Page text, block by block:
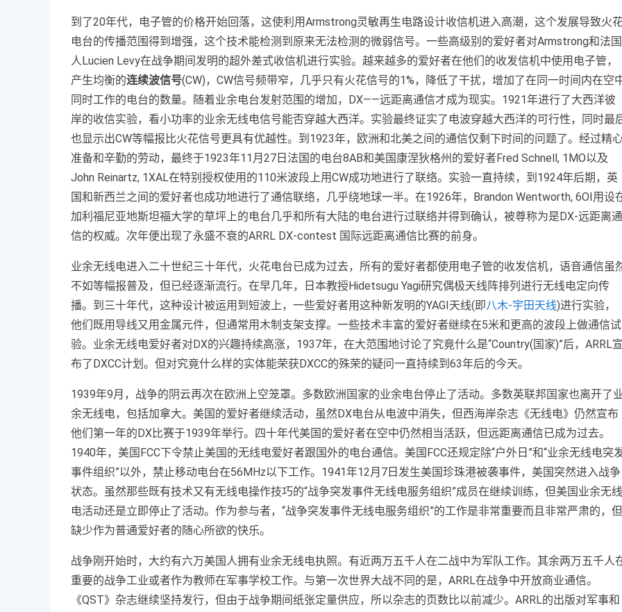
到了20年代，电子管的价格开始回落，这使利用Armstrong灵敏再生电路设计收信机进入高潮，这个发展导致火
电台的传播范围得到增强，这个技术能检测到原来无法检测的微弱信号。一些高级别的爱好者对Armstrong和法国
人Lucien Levy在战争期间发明的超外差式收信机进行实验。越来越多的爱好者在他们的收发信机中使用电子管，
产生均衡的连续波信号(CW)，CW信号频带窄，几乎只有火花信号的1%，降低了干扰，增加了在同一时间内在空
同时工作的电台的数量。随着业余电台发射范围的增加，DX——远距离通信才成为现实。1921年进行了大西洋彼
岸的收信实验，看小功率的业余无线电信号能否穿越大西洋。实验最终证实了电波穿越大西洋的可行性，同时最
也显示出CW等幅报比火花信号更具有优越性。到1923年，欧洲和北美之间的通信仅剩下时间的问题了。经过精
准备和辛勤的劳动，最终于1923年11月27日法国的电台8AB和美国康涅狄格州的爱好者Fred Schnell, 1MO以及
John Reinartz, 1XAL在特别授权使用的110米波段上用CW成功地进行了联络。实验一直持续，到1924年后期，英
国和新西兰之间的爱好者也成功地进行了通信联络，几乎绕地球一半。在1926年，Brandon Wentworth, 6OI用设
加利福尼亚地斯坦福大学的草坪上的电台几乎和所有大陆的电台进行过联络并得到确认，被尊称为是DX-远距离通
信的权威。次年便出现了永盛不衰的ARRL DX-contest 国际远距离通信比赛的前身。
业余无线电进入二十世纪三十年代，火花电台已成为过去，所有的爱好者都使用电子管的收发信机，语音通信虽
不如等幅报普及，但已经逐渐流行。在早几年，日本教授Hidetsugu Yagi研究偶极天线阵排列进行无线电定向传
播。到三十年代，这种设计被运用到短波上，一些爱好者用这种新发明的YAGI天线(即八木-宇田天线)进行实验，
他们既用导线又用金属元件，但通常用木制支架支撑。一些技术丰富的爱好者继续在5米和更高的波段上做通信试
验。业余无线电爱好者对DX的兴趣持续高涨，1937年，在大范围地讨论了究竟什么是“Country(国家)”后，ARRL宣
布了DXCC计划。但对究竟什么样的实体能荣获DXCC的殊荣的疑问一直持续到63年后的今天。
1939年9月，战争的阴云再次在欧洲上空笼罩。多数欧洲国家的业余电台停止了活动。多数英联邦国家也离开了
余无线电，包括加拿大。美国的爱好者继续活动，虽然DX电台从电波中消失，但西海岸杂志《无线电》仍然宣布
他们第一年的DX比赛于1939年举行。四十年代美国的爱好者在空中仍然相当活跃，但远距离通信已成为过去。
1940年，美国FCC下令禁止美国的无线电爱好者跟国外的电台通信。美国FCC还规定除“户外日”和“业余无线电突
事件组织”以外，禁止移动电台在56MHz以下工作。1941年12月7日发生美国珍珠港被袭事件，美国突然进入战争
状态。虽然那些既有技术又有无线电操作技巧的“战争突发事件无线电服务组织”成员在继续训练，但美国业余无线
电活动还是立即停止了活动。作为参与者，“战争突发事件无线电服务组织”的工作是非常重要而且非常严肃的，但
缺少作为普通爱好者的随心所欲的快乐。
战争刚开始时，大约有六万美国人拥有业余无线电执照。有近两万五千人在二战中为军队工作。其余两万五千人
重要的战争工业或者作为教师在军事学校工作。与第一次世界大战不同的是，ARRL在战争中开放商业通信。
《QST》杂志继续坚持发行，但由于战争期间纸张定量供应，所以杂志的页数比以前减少。ARRL的出版对军事和